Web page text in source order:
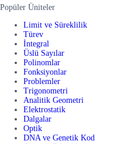
Popüler Üniteler
Limit ve Süreklilik
Türev
İntegral
Üslü Sayılar
Polinomlar
Fonksiyonlar
Problemler
Trigonometri
Analitik Geometri
Elektrostatik
Dalgalar
Optik
DNA ve Genetik Kod